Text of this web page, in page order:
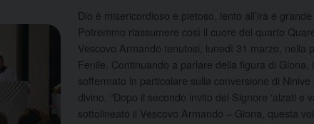
Dio è misericordioso e pietoso, lento all’ira e grande
Potremmo riassumere così il cuore del quarto
Vescovo Armando tenutosi, lunedì 31 marzo, nella
Fenile. Continuando a parlare della figura di Giona,
soffermato in particolare sulla conversione di Ninive
divino. “Dopo il secondo invito del Signore ‘alzati e
sottolineato il Vescovo Armando – Giona, questa